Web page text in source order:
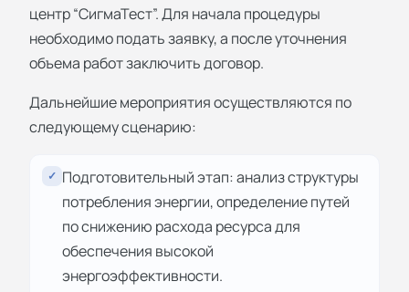
центр “СигмаТест”. Для начала процедуры
необходимо подать заявку, а после уточнения
объема работ заключить договор.
Дальнейшие мероприятия осуществляются по
следующему сценарию:
✓ Подготовительный этап: анализ структуры
потребления энергии, определение путей
по снижению расхода ресурса для
обеспечения высокой
энергоэффективности.